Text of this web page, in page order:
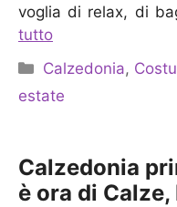
voglia di relax, di
tutto
Categorie
Calzedonia,
estate
Calzedonia
è ora di